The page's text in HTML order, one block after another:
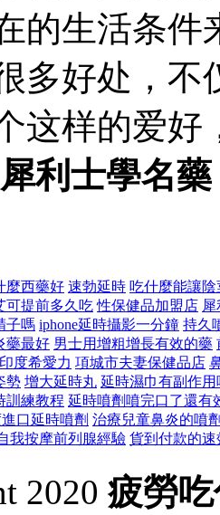
的生活条
多好处，不
这样的爱好
犀利士學名藥
麼西藥好 速勃延時 吃什麼能讓
可提前多久吃 性保健品加盟店
子嗎 iphone延時攝影一分鐘 持久
藥最好 男士用增粗增長有效的藥
度希愛力 項城市夫妻保健品店
勢 增大延時丸 延時濕巾有副作用
訓練教程 延時噴劑噴完口了還有
口延時噴劑 治療兒童鼻炎的噴
我按摩前列腺經驗 貨到付款的速
2020 疲勞